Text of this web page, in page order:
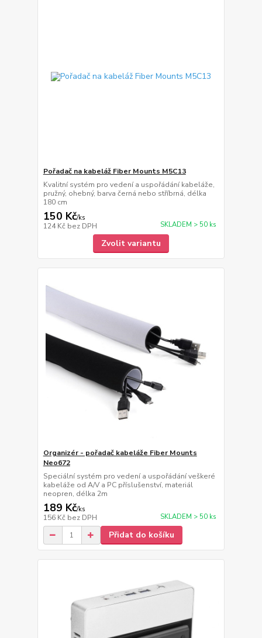
Pořadač na kabeláž Fiber Mounts M5C13
Kvalitní systém pro vedení a uspořádání kabeláže,
pružný, ohebný, barva černá nebo stříbrná, délka
180 cm
150 Kč/ks
124 Kč bez DPH SKLADEM > 50 ks
Zvolit variantu
Organizér - pořadač kabeláže Fiber Mounts
Neo672
Speciální systém pro vedení a uspořádání veškeré
kabeláže od A/V a PC příslušenství, materiál
neopren, délka 2m
189 Kč/ks
156 Kč bez DPH SKLADEM > 50 ks
Přidat do košíku